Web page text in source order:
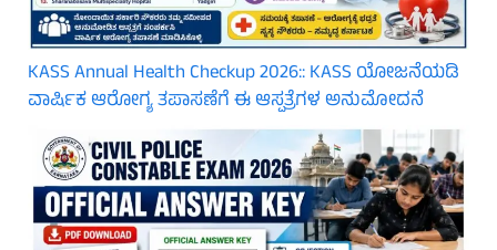
KASS Annual Health Checkup 2026:: KASS ಯೋಜನೆಯಡಿ
ವಾರ್ಷಿಕ ಆರೋಗ್ಯ ತಪಾಸಣೆಗೆ ಈ ಆಸ್ಪತ್ರೆಗಳ ಅನುಮೋದನೆ